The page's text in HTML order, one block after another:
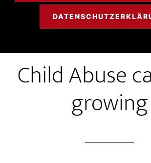
Child Abuse
growing